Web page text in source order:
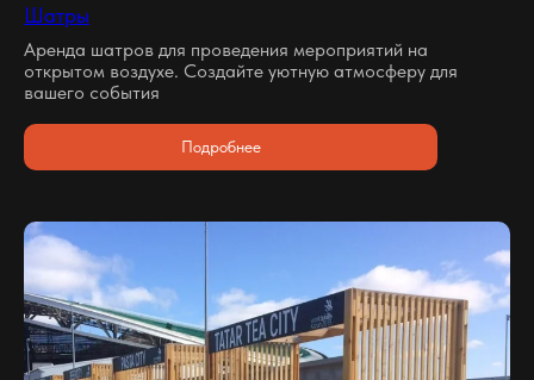
Шатры
Аренда шатров для проведения мероприятий на
открытом воздухе. Создайте уютную атмосферу для
вашего события
Подробнее